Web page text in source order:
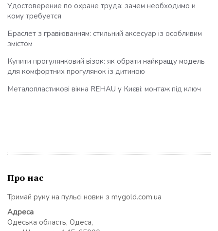
Удостоверение по охране труда: зачем необходимо и
кому требуется
Браслет з гравіюванням: стильний аксесуар із особливим
змістом
Купити прогулянковий візок: як обрати найкращу модель
для комфортних прогулянок із дитиною
Металопластикові вікна REHAU у Києві: монтаж під ключ
Про нас
Тримай руку на пульсі новин з mygold.com.ua
Адреса
Одеська область, Одеса,